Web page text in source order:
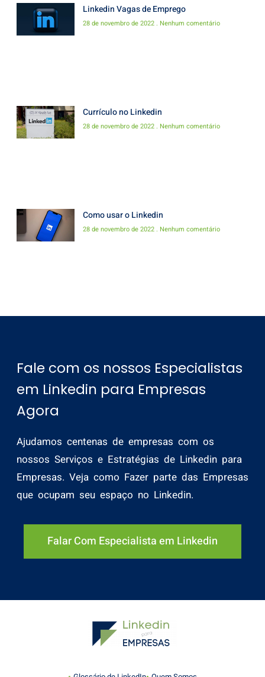
Linkedin Vagas de Emprego
28 de novembro de 2022 Nenhum comentário
Currículo no Linkedin
28 de novembro de 2022 Nenhum comentário
Como usar o Linkedin
28 de novembro de 2022 Nenhum comentário
Fale com os nossos Especialistas
em Linkedin para Empresas
Agora
Ajudamos centenas de empresas com os
nossos Serviços e Estratégias de Linkedin para
Empresas. Veja como Fazer parte das Empresas
que ocupam seu espaço no Linkedin.
Falar Com Especialista em Linkedin